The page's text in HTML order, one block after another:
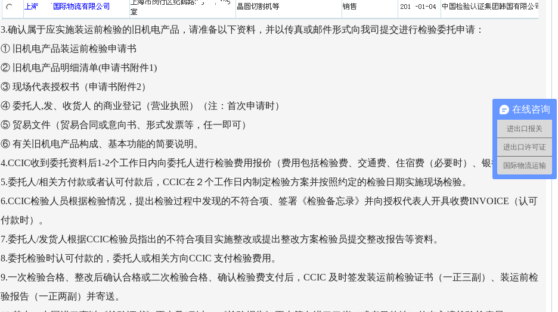
3.确认属于应实施装运前检验的旧机电产品，请准备以下资料，并以传真或邮件形式向我司提交进行检验委托申请：
① 旧机电产品装运前检验申请书
② 旧机电产品明细清单(申请书附件1)
③ 现场代表授权书（申请书附件2）
④ 委托人,发、收货人 的商业登记（营业执照）（注：首次申请时）
⑤ 贸易文件（贸易合同或意向书、形式发票等，任一即可）
⑥ 有关旧机电产品构成、基本功能的简要说明。
4.CCIC收到委托资料后1-2个工作日内向委托人进行检验费用报价（费用包括检验费、交通费、住宿费（必要时）、银行手续费
5.委托人/相关方付款或者认可付款后，CCIC在２个工作日内制定检验方案并按照约定的检验日期实施现场检验。
6.CCIC检验人员根据检验情况，提出检验过程中发现的不符合项、签署《检验备忘录》并向授权代表人开具收费INVOICE（认可
付款时）。
7.委托人/发货人根据CCIC检验员指出的不符合项目实施整改或提出整改方案检验员提交整改报告等资料。
8.委托检验时认可付款的，委托人或相关方向CCIC 支付检验费用。
9.一次检验合格、整改后确认合格或二次检验合格、确认检验费支付后，CCIC 及时签发装运前检验证书（一正三副）、装运前检
验报告（一正两副）并寄送。
在线咨询
进出口报关
进出口许可证
国际物流运输